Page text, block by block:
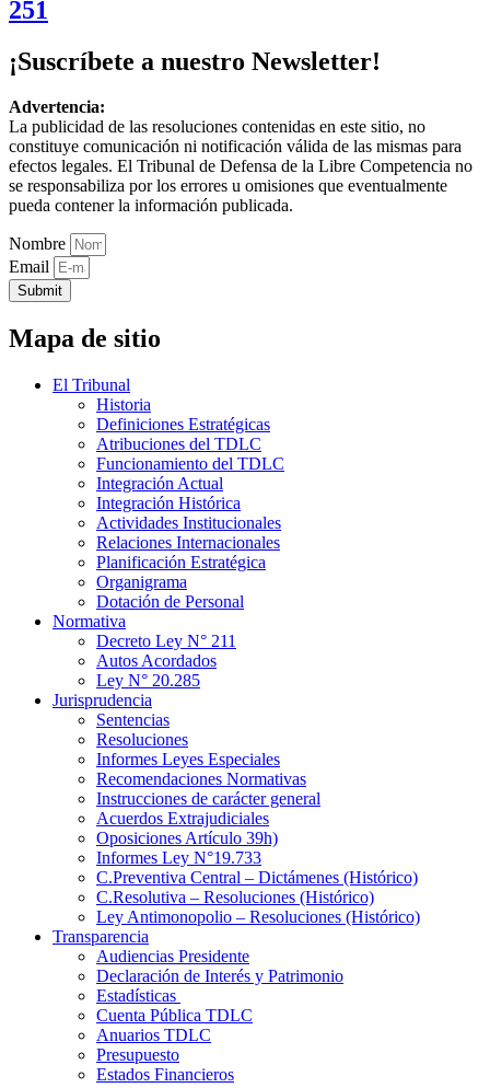
251
¡Suscríbete a nuestro Newsletter!
Advertencia:
La publicidad de las resoluciones contenidas en este sitio, no
constituye comunicación ni notificación válida de las mismas para
efectos legales. El Tribunal de Defensa de la Libre Competencia no
se responsabiliza por los errores u omisiones que eventualmente
pueda contener la información publicada.
Nombre
Email
Submit
Mapa de sitio
El Tribunal
Historia
Definiciones Estratégicas
Atribuciones del TDLC
Funcionamiento del TDLC
Integración Actual
Integración Histórica
Actividades Institucionales
Relaciones Internacionales
Planificación Estratégica
Organigrama
Dotación de Personal
Normativa
Decreto Ley N° 211
Autos Acordados
Ley N° 20.285
Jurisprudencia
Sentencias
Resoluciones
Informes Leyes Especiales
Recomendaciones Normativas
Instrucciones de carácter general
Acuerdos Extrajudiciales
Oposiciones Artículo 39h)
Informes Ley N°19.733
C.Preventiva Central – Dictámenes (Histórico)
C.Resolutiva – Resoluciones (Histórico)
Ley Antimonopolio – Resoluciones (Histórico)
Transparencia
Audiencias Presidente
Declaración de Interés y Patrimonio
Estadísticas
Cuenta Pública TDLC
Anuarios TDLC
Presupuesto
Estados Financieros